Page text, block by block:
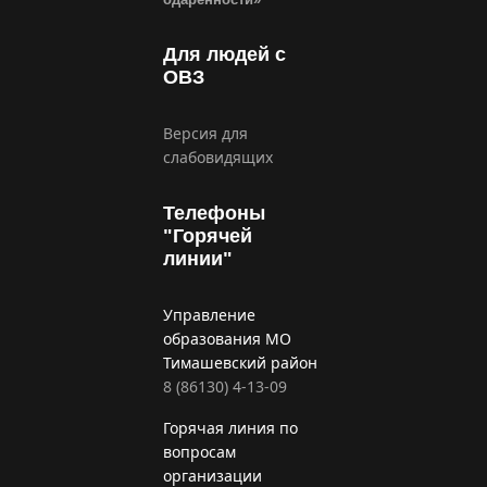
Для людей с
ОВЗ
Версия для
слабовидящих
Телефоны
"Горячей
линии"
Управление
образования МО
Тимашевский район
8 (86130) 4-13-09
Горячая линия по
вопросам
организации